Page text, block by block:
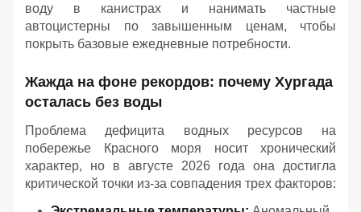
воду в канистрах и нанимать частные
автоцистерны по завышенным ценам, чтобы
покрыть базовые ежедневные потребности.
Жажда на фоне рекордов: почему Хургада
осталась без воды
Проблема дефицита водных ресурсов на
побережье Красного моря носит хронический
характер, но в августе 2026 года она достигла
критической точки из-за совпадения трех факторов: